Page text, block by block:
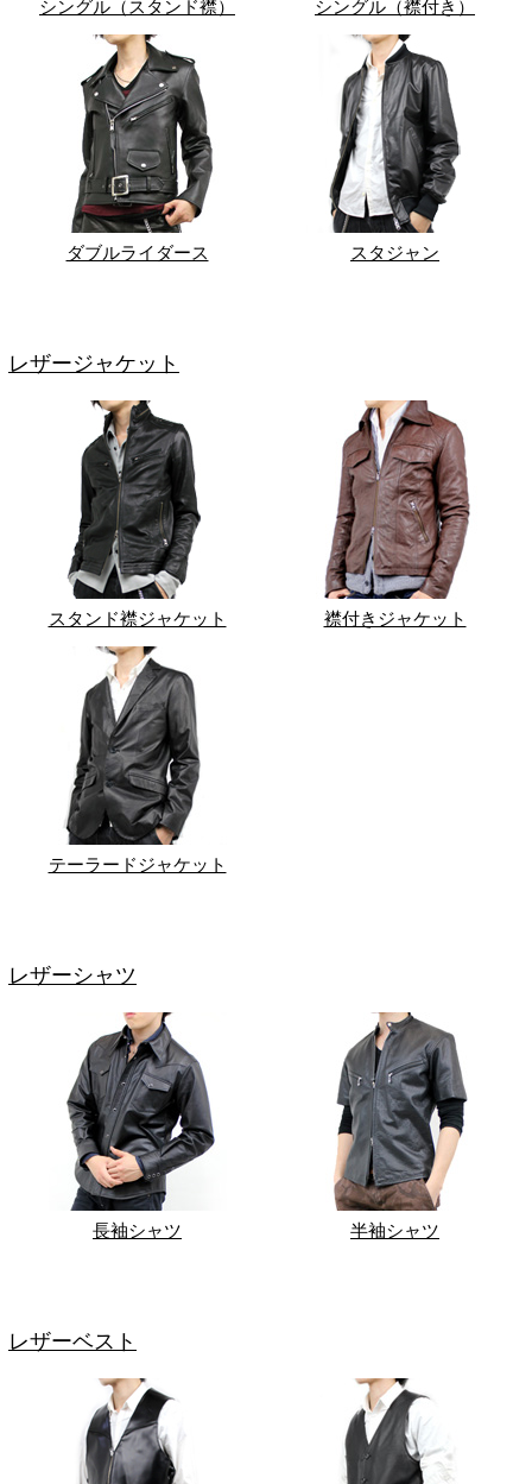
シングル（スタンド襟） シングル（襟付き）
ダブルライダース スタジャン
レザージャケット
スタンド襟ジャケット 襟付きジャケット
テーラードジャケット
レザーシャツ
長袖シャツ 半袖シャツ
レザーベスト